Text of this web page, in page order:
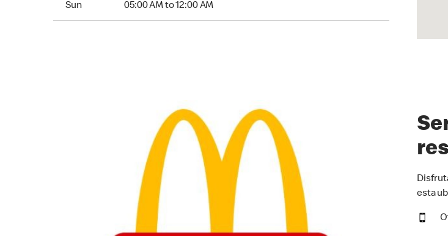
Sun 05:00 AM to 12:00 AM
esta